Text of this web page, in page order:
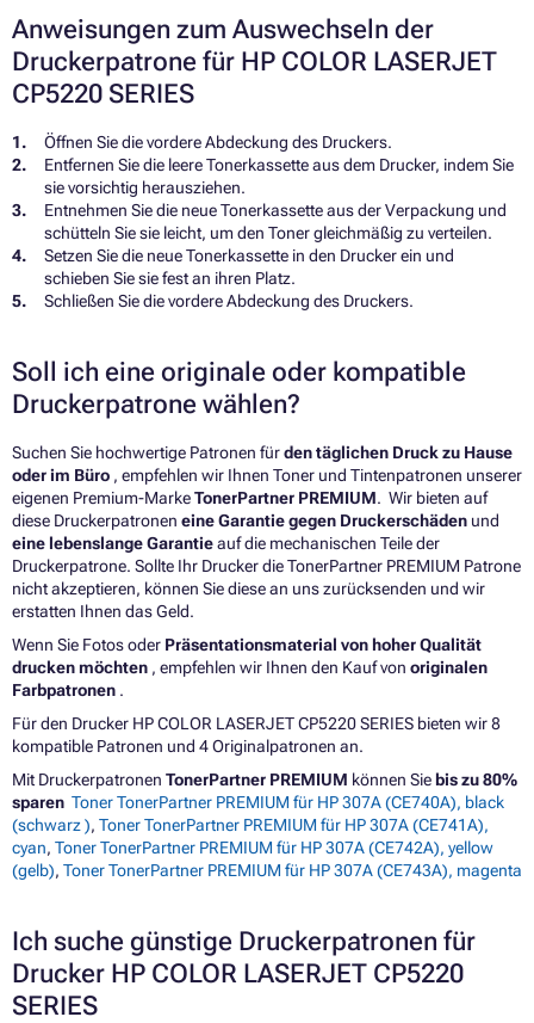
Anweisungen zum Auswechseln der
Druckerpatrone für HP COLOR LASERJET
CP5220 SERIES
Öffnen Sie die vordere Abdeckung des Druckers.
Entfernen Sie die leere Tonerkassette aus dem Drucker, indem Sie
sie vorsichtig herausziehen.
Entnehmen Sie die neue Tonerkassette aus der Verpackung und
schütteln Sie sie leicht, um den Toner gleichmäßig zu verteilen.
Setzen Sie die neue Tonerkassette in den Drucker ein und
schieben Sie sie fest an ihren Platz.
Schließen Sie die vordere Abdeckung des Druckers.
Soll ich eine originale oder kompatible
Druckerpatrone wählen?
Suchen Sie hochwertige Patronen fürden täglichen Druck zu Hause
oder im Büro , empfehlen wir Ihnen Toner und Tintenpatronen unserer
eigenen Premium-MarkeTonerPartner PREMIUM. Wir bieten auf
diese Druckerpatronen eine Garantie gegen Druckerschäden und
eine lebenslange Garantieauf die mechanischen Teile der
Druckerpatrone. Sollte Ihr Drucker die TonerPartner PREMIUM Patrone
nicht akzeptieren, können Sie diese an uns zurücksenden und wir
erstatten Ihnen das Geld.
Wenn Sie Fotos oder Präsentationsmaterial von hoher Qualität
drucken möchten , empfehlen wir Ihnen den Kauf von originalen
Farbpatronen .
Für den Drucker HP COLOR LASERJET CP5220 SERIES bieten wir 8
kompatible Patronen und 4 Originalpatronen an.
Mit Druckerpatronen TonerPartner PREMIUM können Sie bis zu 80%
sparen Toner TonerPartner PREMIUM für HP 307A (CE740A), black
(schwarz ), Toner TonerPartner PREMIUM für HP 307A (CE741A),
cyan, Toner TonerPartner PREMIUM für HP 307A (CE742A), yellow
(gelb), Toner TonerPartner PREMIUM für HP 307A (CE743A), magenta
Ich suche günstige Druckerpatronen für
Drucker HP COLOR LASERJET CP5220
SERIES